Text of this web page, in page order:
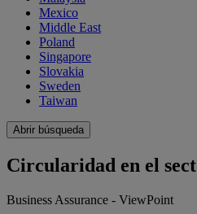
Mexico
Middle East
Poland
Singapore
Slovakia
Sweden
Taiwan
Abrir búsqueda
Circularidad en el
Business Assurance - ViewPoint